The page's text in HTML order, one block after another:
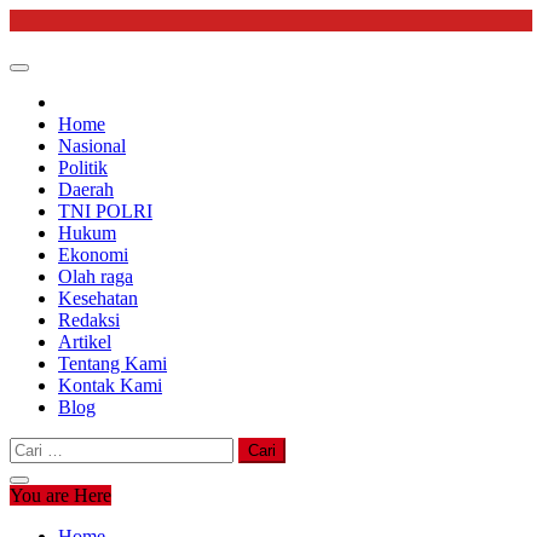
content
Home
Nasional
Politik
Daerah
TNI POLRI
Hukum
Ekonomi
Olah raga
Kesehatan
Redaksi
Artikel
Tentang Kami
Kontak Kami
Blog
Cari
untuk:
You are Here